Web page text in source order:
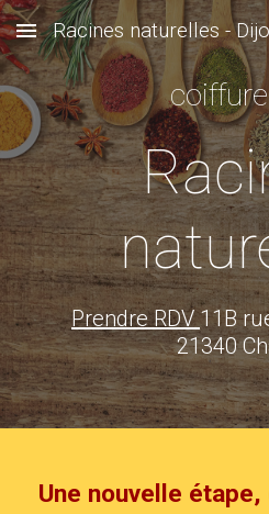
Skip to main content
Racines naturelles -
Prendre RDV11B
21340
Une nouvelle